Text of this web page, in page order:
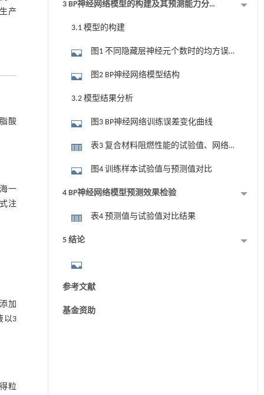
产
酸
一
注
加
以3
粒
3 BP神经网络模型的构建及其预测能力分
3.1 模型的构建
图1 不同隐藏层神经元个数时的均方误
图2 BP神经网络模型结构
3.2 模型结果分析
图3 BP神经网络训练误差变化曲线
表3 复合材料阻燃性能的试验值、网络
预测值及其误差值 (%)
图4 训练样本试验值与预测值对比
4 BP神经网络模型预测效果检验
表4 预测值与试验值对比结果
5 结论
参考文献
基金资助